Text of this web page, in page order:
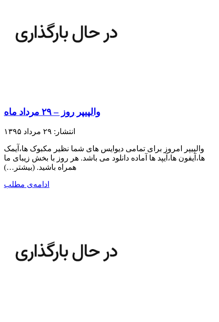
والپیپر روز – ۲۹ مرداد ماه
انتشار: ۲۹ مرداد ۱۳۹۵
والپیپر امروز برای تمامی دیوایس های شما نظیر مکبوک ها،آیمک
ها،آیفون ها،آیپد ها آماده دانلود می باشد. هر روز با بخش زیبای ما
همراه باشید.​ (بیشتر…)
ادامه‌ی مطلب